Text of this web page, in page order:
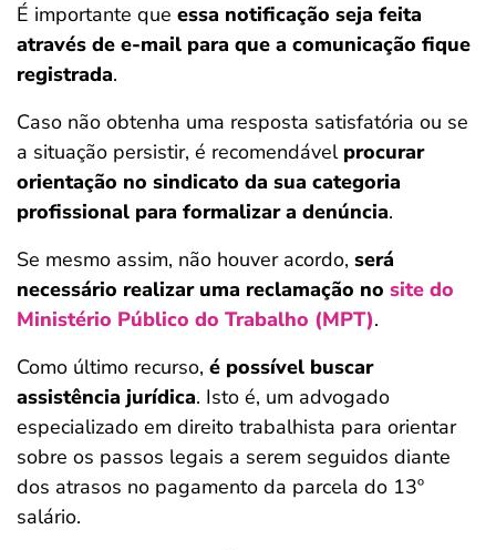
É importante que essa notificação seja feita
através de e-mail para que a comunicação fique
registrada.
Caso não obtenha uma resposta satisfatória ou se
a situação persistir, é recomendável procurar
orientação no sindicato da sua categoria
profissional para formalizar a denúncia.
Se mesmo assim, não houver acordo, será
necessário realizar uma reclamação no site do
Ministério Público do Trabalho (MPT).
Como último recurso, é possível buscar
assistência jurídica. Isto é, um advogado
especializado em direito trabalhista para orientar
sobre os passos legais a serem seguidos diante
dos atrasos no pagamento da parcela do 13º
salário.